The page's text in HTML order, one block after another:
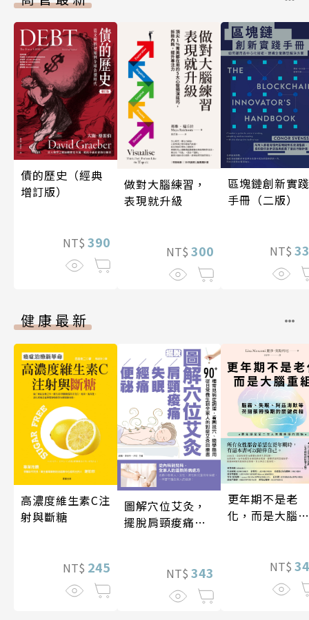
債的歷史（經典
增訂版）
NT$ 390
做對大腦練習，
表現就升級
NT$ 300
區塊鏈創新實踐
手冊（二版）
NT$
健康最新
高濃度維生素C注
射與斷糖
NT$ 245
圖解穴位艾灸，
擺脫肩頸痠痛、
NT$ 343
更年期不是老
化，而是大腦重
NT$